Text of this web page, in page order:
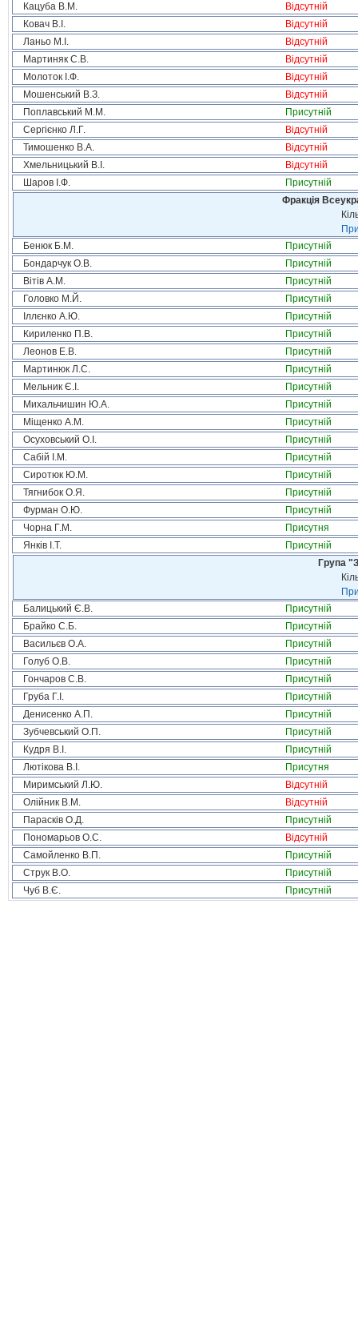
Кацуба В.М.
Відсутній
Ковач В.І.
Відсутній
Ланьо М.І.
Відсутній
Мартиняк С.В.
Відсутній
Молоток І.Ф.
Відсутній
Мошенський В.З.
Відсутній
Поплавський М.М.
Присутній
Сергієнко Л.Г.
Відсутній
Тимошенко В.А.
Відсутній
Хмельницький В.І.
Відсутній
Шаров І.Ф.
Присутній
Фракція
Бенюк Б.М.
Присутній
Бондарчук О.В.
Присутній
Вітів А.М.
Присутній
Головко М.Й.
Присутній
Іллєнко А.Ю.
Присутній
Кириленко П.В.
Присутній
Леонов Е.В.
Присутній
Мартинюк Л.С.
Присутній
Мельник Є.І.
Присутній
Михальчишин Ю.А.
Присутній
Міщенко А.М.
Присутній
Осуховський О.І.
Присутній
Сабій І.М.
Присутній
Сиротюк Ю.М.
Присутній
Тягнибок О.Я.
Присутній
Фурман О.Ю.
Присутній
Чорна Г.М.
Присутня
Янків І.Т.
Присутній
Група
Балицький Є.В.
Присутній
Брайко С.Б.
Присутній
Васильєв О.А.
Присутній
Голуб О.В.
Присутній
Гончаров С.В.
Присутній
Груба Г.І.
Присутній
Денисенко А.П.
Присутній
Зубчевський О.П.
Присутній
Кудря В.І.
Присутній
Лютікова В.І.
Присутня
Миримський Л.Ю.
Відсутній
Олійник В.М.
Відсутній
Парасків О.Д.
Присутній
Пономарьов О.С.
Відсутній
Самойленко В.П.
Присутній
Струк В.О.
Присутній
Чуб В.Є.
Присутній